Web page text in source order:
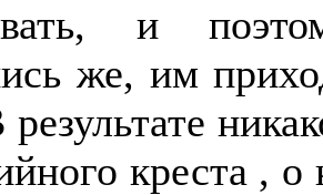
и
же, им
результате
креста ,